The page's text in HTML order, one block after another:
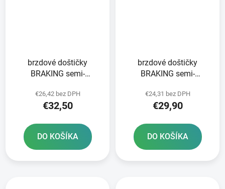
brzdové doštičky
BRAKING semi-
ks v balení
€26,42 bez DPH
€32,50
DO KOŠÍKA
brzdové doštičky
BRAKING semi-
ks v balení
€24,31 bez DPH
€29,90
DO KOŠÍKA